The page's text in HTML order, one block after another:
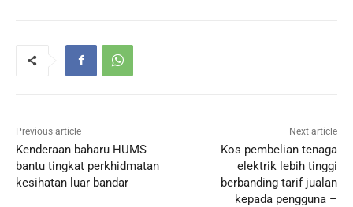
Previous article
Kenderaan baharu HUMS
bantu tingkat perkhidmatan
kesihatan luar bandar
Next article
Kos pembelian tenaga
elektrik lebih tinggi
berbanding tarif jualan
kepada pengguna –